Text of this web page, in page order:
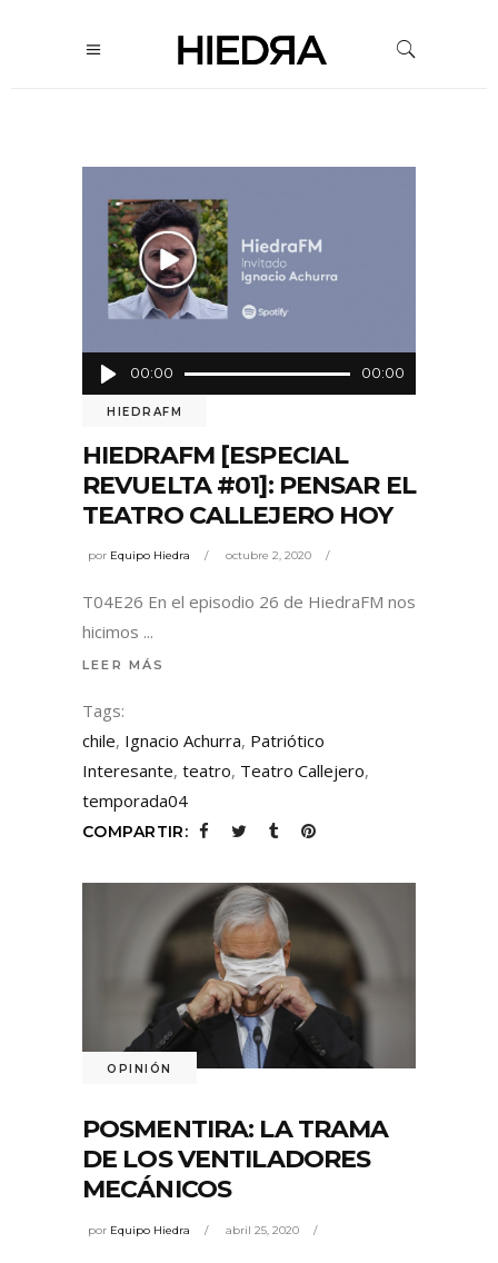
Reproductor
de
00:00 00:00
HIEDRAFM
HIEDRAFM [ESPECIAL
REVUELTA #01]: PENSAR EL
TEATRO CALLEJERO HOY
por Equipo Hiedra octubre 2, 2020
T04E26 En el episodio 26 de HiedraFM nos
hicimos
LEER MÁS
Tags:
chile, Ignacio Achurra, Patriótico
Interesante, teatro, Teatro Callejero,
temporada04
COMPARTIR:
OPINIÓN
POSMENTIRA: LA TRAMA
DE LOS VENTILADORES
MECÁNICOS
por Equipo Hiedra abril 25, 2020